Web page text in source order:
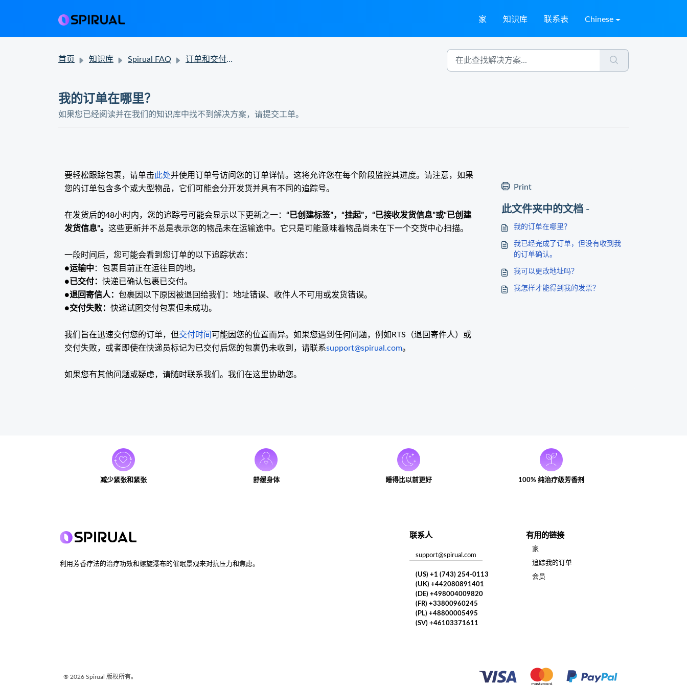
家 知识库 联系表 Chinese
首页 知识库 Spirual FAQ 订单和交付状态
我的订单在哪里？
如果您已经阅读并在我们的知识库中找不到解决方案，请提交工单。
要轻松跟踪包裹，请单击此处并使用订单号访问您的订单详情。这将允许您在每个阶段监控其进度。请注意，如果
您的订单包含多个或大型物品，它们可能会分开发货并具有不同的追踪号。
在发货后的48小时内，您的追踪号可能会显示以下更新之一： “已创建标签”，“挂起”，“已接收发货信息”或“已创建
发货信息”。 这些更新并不总是表示您的物品未在运输途中。它只是可能意味着物品尚未在下一个交货中心扫描。
一段时间后，您可能会看到您订单的以下追踪状态：
●运输中 ：包裹目前正在运往目的地。
●已交付： 快递已确认包裹已交付。
●退回寄信人： 包裹因以下原因被退回给我们：地址错误、收件人不可用或发货错误。
●交付失败： 快递试图交付包裹但未成功。
我们旨在迅速交付您的订单，但交付时间 可能因您的位置而异。如果您遇到任何问题，例如RTS（退回寄件人）或
交付失败，或者即使在快递员标记为已交付后您的包裹仍未收到，请联系support@spirual.com。
如果您有其他问题或疑虑，请随时联系我们。我们在这里协助您。
Print
此文件夹中的文档 -
我的订单在哪里？
我已经完成了订单，但没有收到我
的订单确认。
我可以更改地址吗？
我怎样才能得到我的发票？
减少紧张和紧张 舒缓身体 睡得比以前更好 100% 纯治疗级芳香剂
利用芳香疗法的治疗功效和螺旋瀑布的催眠景观来对抗压力和焦虑。
联系人
support@spirual.com
(US) +1 (743) 254-0113
(UK) +442080891401
(DE) +498004009820
(FR) +33800960245
(PL) +48800005495
(SV) +46103371611
有用的链接
家
追踪我的订单
会员
® 2026 Spirual 版权所有。